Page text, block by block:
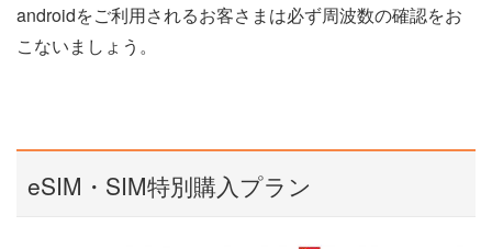
androidをご利用されるお客さまは必ず周波数の確認をお
こないましょう。
eSIM・SIM特別購入プラン